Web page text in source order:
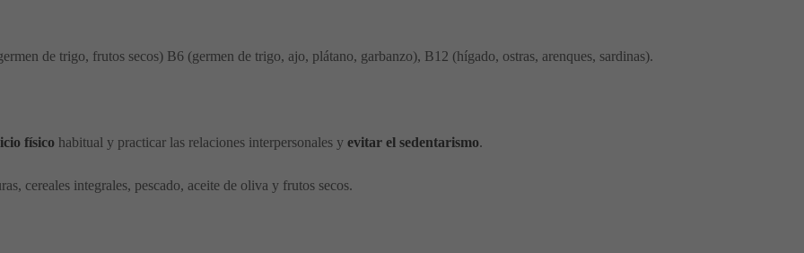
de trigo, frutos secos) B6 (germen de trigo, ajo, plátano, garbanzo), B12 (hígado, ostras, arenques, sardinas).
físico habitual y practicar las relaciones interpersonales y evitar el sedentarismo.
cereales integrales, pescado, aceite de oliva y frutos secos.